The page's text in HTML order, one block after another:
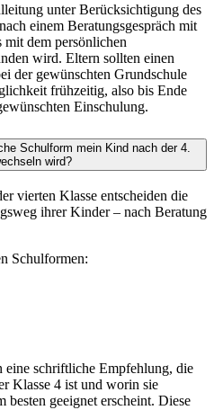
unter Berücksichtigung des
einem Beratungsgespräch mit
mit dem persönlichen
wird. Eltern sollten einen
der gewünschten Grundschule
frühzeitig, also bis Ende
Einschulung.
Schulform mein Kind nach der 4.
wird?
vierten Klasse entscheiden die
ihrer Kinder – nach Beratung
Schulformen:
schriftliche Empfehlung, die
Klasse 4 ist und worin sie
geeignet erscheint. Diese